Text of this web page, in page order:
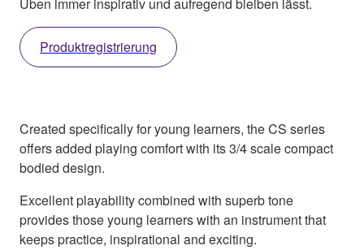
Üben immer inspirativ und aufregend bleiben lässt.
Produktregistrierung
Created specifically for young learners, the CS series
offers added playing comfort with its 3/4 scale compact
bodied design.
Excellent playability combined with superb tone
provides those young learners with an instrument that
keeps practice, inspirational and exciting.